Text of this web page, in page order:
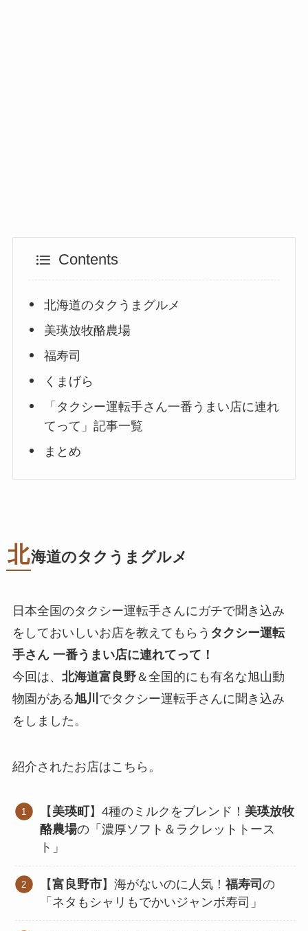
Contents
北海道のタクうまグルメ
美瑛放牧酪農場
福寿司
くまげら
「タクシー運転手さん一番うまい店に連れ
てって」記事一覧
まとめ
北海道のタクうまグルメ
日本全国のタクシー運転手さんにガチで聞き込み
をしておいしいお店を教えてもらう タクシー運転
手さん 一番うまい店に連れてって！
今回は、 北海道富良野＆全国的にも有名な旭山動
物園がある旭川 でタクシー運転手さんに聞き込み
をしました。
紹介されたお店はこちら。
【 美瑛町 】4種のミルクをブレンド！ 美瑛放牧
酪農場の「濃厚ソフト＆ラクレットトース
ト」
【富良野市】海がないのに人気！福寿司の
「ネタもシャリもでかいジャンボ寿司」